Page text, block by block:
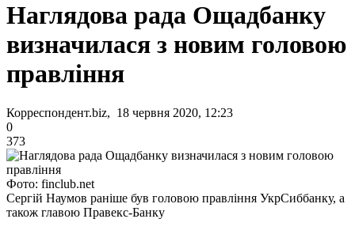
Наглядова рада Ощадбанку
визначилася з новим головою
правління
Корреспондент.biz, 18 червня 2020, 12:23
0
373
Фото: finclub.net
Сергій Наумов раніше був головою правління УкрСиббанку, а
також главою Правекс-Банку